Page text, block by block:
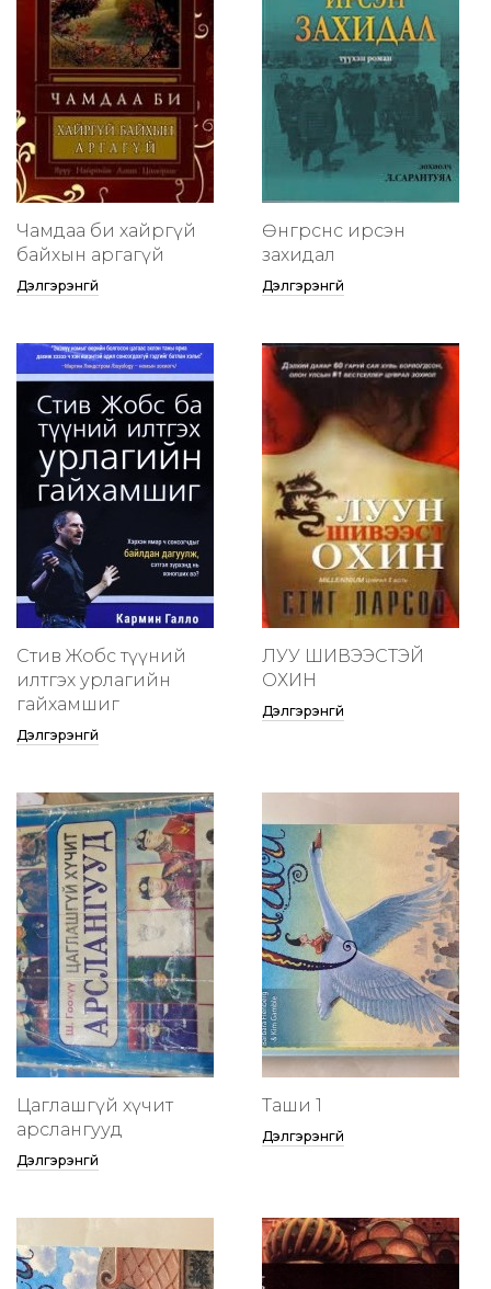
Чамдаа би хайргүй
байхын аргагүй
Дэлгэрэнгүй
Өнгөрснөөс ирсэн
захидал
Дэлгэрэнгүй
Стив Жобс түүний
илтгэх урлагийн
гайхамшиг
Дэлгэрэнгүй
ЛУУ ШИВЭЭСТЭЙ
ОХИН
Дэлгэрэнгүй
Цаглашгүй хүчит
арслангууд
Дэлгэрэнгүй
Таши 1
Дэлгэрэнгүй